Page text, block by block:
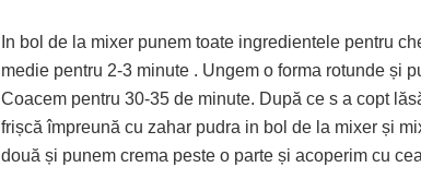
In bol de la mixer punem toate ingredientele pentru
medie pentru 2-3 minute . Ungem o forma rotunde și
Coacem pentru 30-35 de minute. După ce s a copt
frișcă împreună cu zahar pudra in bol de la mixer și
două și punem crema peste o parte și acoperim cu